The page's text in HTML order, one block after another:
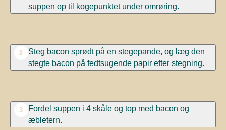
suppen op til kogepunktet under omrøring.
2
Steg bacon sprødt på en stegepande, og læg den
stegte bacon på fedtsugende papir efter stegning.
3
Fordel suppen i 4 skåle og top med bacon og
æbletern.